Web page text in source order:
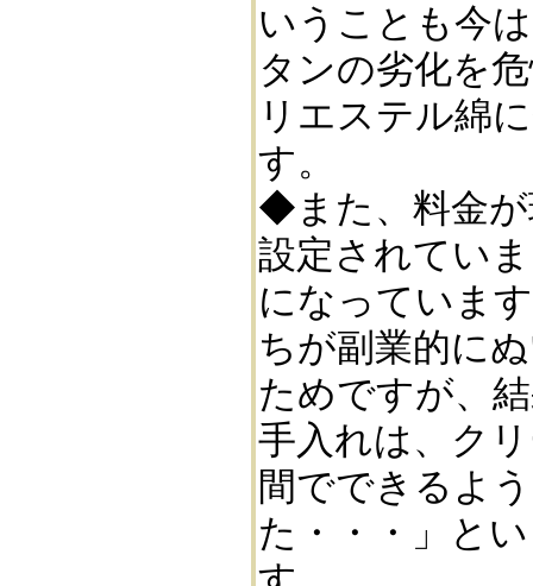
いうことも今
タンの劣化を
リエステル綿
す。
◆また、料金
設定されてい
になっていま
ちが副業的に
ためですが、
手入れは、ク
間でできるよ
た・・・」と